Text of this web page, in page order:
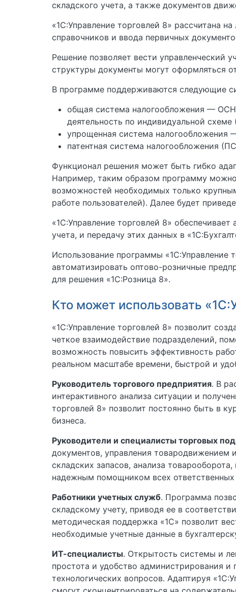
складского учета, а также документов
«1С:Управление торговлей 8» рассчитана
справочников и ввода первичных
Решение позволяет вести управленческий
структуры документы могут оформляться
В программе поддерживаются следующие
общая система налогообложения —
деятельность по индивидуальной
упрощенная система налогообложения
патентная система налогообложения
Функционал решения может быть гибко
Например, таким образом программу
возможностей необходимых только
работе пользователей). Далее будет
«1С:Управление торговлей 8»
учета, и передачу этих данных в
Использование программы «1С:Управление
автоматизировать оптово-розничные
для решения «1С:Розница 8».
Кто может использовать
«1С:Управление торговлей 8» позволит
четкое взаимодействие подразделений,
возможность повысить эффективность
реальном масштабе времени, быстрой и
Руководитель торгового предприятия. В
интерактивного анализа ситуации и
торговлей 8» позволит постоянно быть в
бизнеса.
Руководители и специалисты торговых
документов, управления товародвижением
складских запасов, анализа
надежным помощником всех
Работники учетных служб. Программа
складскому учету, приводя ее в
методическая поддержка «1С» позволит
необходимые учетные данные в
ИТ-специалисты. Открытость системы и
простота и удобство администрирования
технологических вопросов. Адаптируя